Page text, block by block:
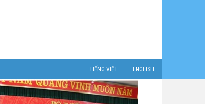
TIẾNG VIỆT ENGLISH